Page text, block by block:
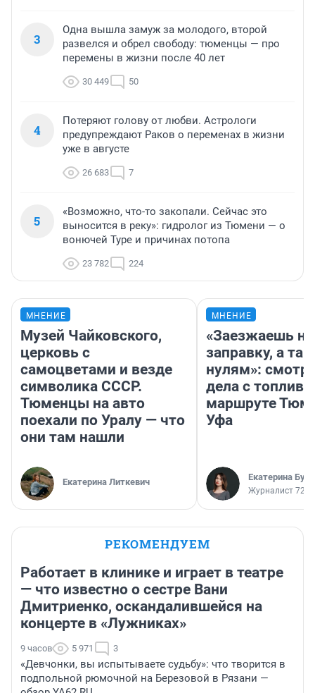
3
Одна вышла замуж за молодого, второй
развелся и обрел свободу: тюменцы — про
перемены в жизни после 40 лет
30 449 50
4
Потеряют голову от любви. Астрологи
предупреждают Раков о переменах в жизни
уже в августе
26 683 7
5
«Возможно, что-то закопали. Сейчас это
выносится в реку»: гидролог из Тюмени — о
вонючей Туре и причинах потопа
23 782 224
МНЕНИЕ
Музей Чайковского,
церковь с
самоцветами и везде
символика СССР.
Тюменцы на авто
поехали по Уралу — что
они там нашли
Екатерина Литкевич
МНЕНИЕ
«Заезжаешь на
заправку, а
нулям»:
дела с
маршруте
Уфа
Екатерина
Журналист
РЕКОМЕНДУЕМ
Работает в клинике и играет в театре
— что известно о сестре Вани
Дмитриенко, оскандалившейся на
концерте в «Лужниках»
9 часов 5 971 3
«Девчонки, вы испытываете судьбу»: что творится в
подпольной рюмочной на Березовой в Рязани —